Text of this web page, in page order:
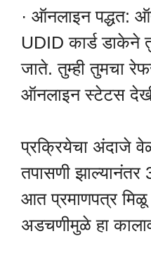
· ऑनलाइन पद्धत:
UDID कार्ड डाकेने
जाते. तुम्ही तुमचा
ऑनलाइन स्टेटस
प्रक्रियेचा अंदाजे
तपासणी झाल्यानंतर
आत प्रमाणपत्र
अडचणीमुळे हा